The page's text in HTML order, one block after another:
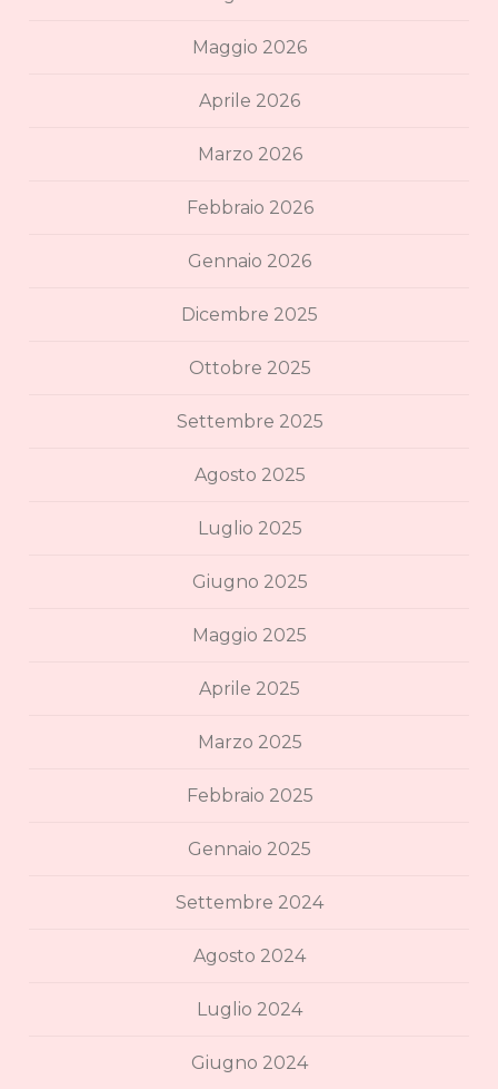
Maggio 2026
Aprile 2026
Marzo 2026
Febbraio 2026
Gennaio 2026
Dicembre 2025
Ottobre 2025
Settembre 2025
Agosto 2025
Luglio 2025
Giugno 2025
Maggio 2025
Aprile 2025
Marzo 2025
Febbraio 2025
Gennaio 2025
Settembre 2024
Agosto 2024
Luglio 2024
Giugno 2024